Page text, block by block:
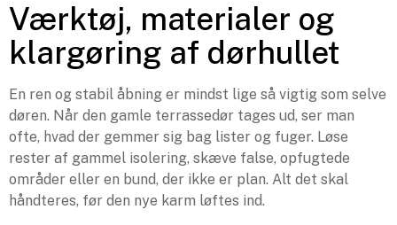
Værktøj, materialer og
klargøring af dørhullet
En ren og stabil åbning er mindst lige så vigtig som selve
døren. Når den gamle terrassedør tages ud, ser man
ofte, hvad der gemmer sig bag lister og fuger. Løse
rester af gammel isolering, skæve false, opfugtede
områder eller en bund, der ikke er plan. Alt det skal
håndteres, før den nye karm løftes ind.